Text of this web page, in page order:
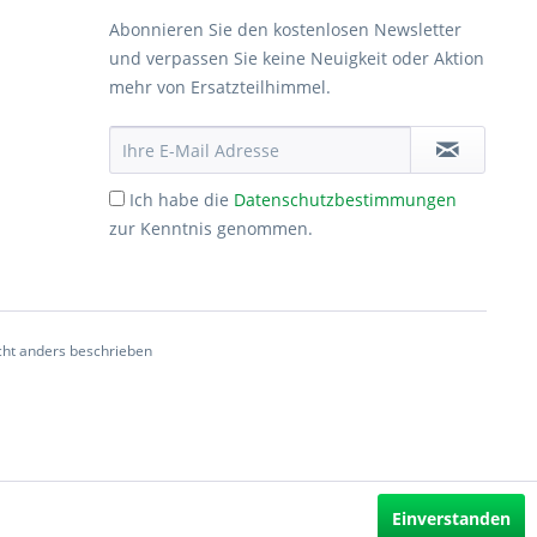
Abonnieren Sie den kostenlosen Newsletter
und verpassen Sie keine Neuigkeit oder Aktion
mehr von Ersatzteilhimmel.
Ich habe die Datenschutzbestimmungen
zur Kenntnis genommen.
anders beschrieben
Einverstanden